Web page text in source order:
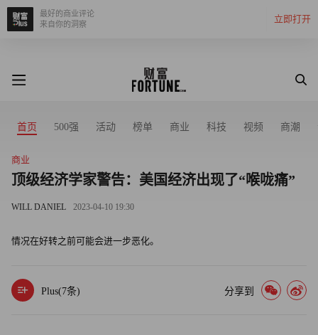
立即打开
最好的商业评论
来自你的洞察
首页 500强 活动 榜单 商业 科技 视频 商潮
商业
顶级经济学家警告：美国经济出现了“喉咙痛”
WILL DANIEL 2023-04-10 19:30
情况在好转之前可能会进一步恶化。
Plus(7条) 分享到